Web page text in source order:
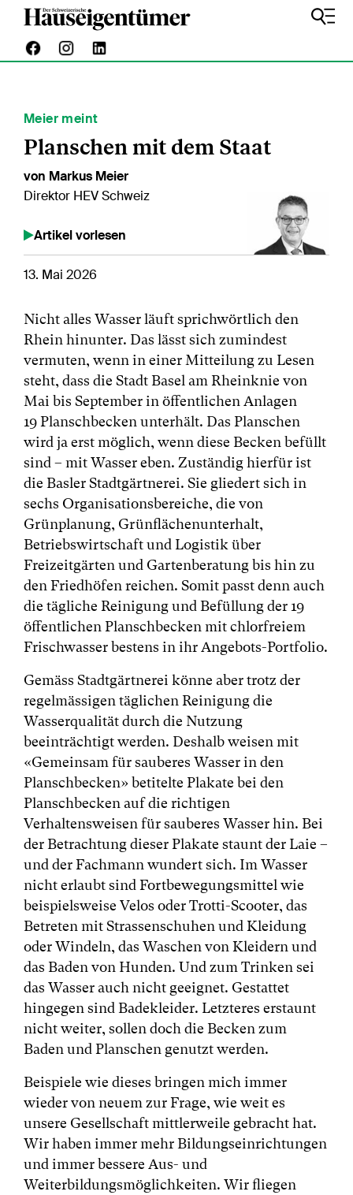
Meier meint
Planschen mit dem Staat
von Markus Meier
Direktor HEV Schweiz
Artikel vorlesen
13. Mai 2026
Nicht alles Wasser läuft sprichwörtlich den
Rhein hinunter. Das lässt sich zumindest
vermuten, wenn in einer Mitteilung zu Lesen
steht, dass die Stadt Basel am Rheinknie von
Mai bis September in öffentlichen Anlagen
19 Planschbecken unterhält. Das Planschen
wird ja erst möglich, wenn diese Becken befüllt
sind – mit Wasser eben. Zuständig hierfür ist
die Basler Stadtgärtnerei. Sie gliedert sich in
sechs Organisationsbereiche, die von
Grünplanung, Grünflächenunterhalt,
Betriebswirtschaft und Logistik über
Freizeitgärten und Gartenberatung bis hin zu
den Friedhöfen reichen. Somit passt denn auch
die tägliche Reinigung und Befüllung der 19
öffentlichen Planschbecken mit chlorfreiem
Frischwasser bestens in ihr Angebots-Portfolio.
Gemäss Stadtgärtnerei könne aber trotz der
regelmässigen täglichen Reinigung die
Wasserqualität durch die Nutzung
beeinträchtigt werden. Deshalb weisen mit
«Gemeinsam für sauberes Wasser in den
Planschbecken» betitelte Plakate bei den
Planschbecken auf die richtigen
Verhaltensweisen für sauberes Wasser hin. Bei
der Betrachtung dieser Plakate staunt der Laie –
und der Fachmann wundert sich. Im Wasser
nicht erlaubt sind Fortbewegungsmittel wie
beispielsweise Velos oder Trotti-Scooter, das
Betreten mit Strassenschuhen und Kleidung
oder Windeln, das Waschen von Kleidern und
das Baden von Hunden. Und zum Trinken sei
das Wasser auch nicht geeignet. Gestattet
hingegen sind Badekleider. Letzteres erstaunt
nicht weiter, sollen doch die Becken zum
Baden und Planschen genutzt werden.
Beispiele wie dieses bringen mich immer
wieder von neuem zur Frage, wie weit es
unsere Gesellschaft mittlerweile gebracht hat.
Wir haben immer mehr Bildungseinrichtungen
und immer bessere Aus- und
Weiterbildungsmöglichkeiten. Wir fliegen